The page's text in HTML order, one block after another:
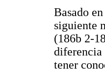
Basado
siguiente
(186b 2-
diferencia
tener